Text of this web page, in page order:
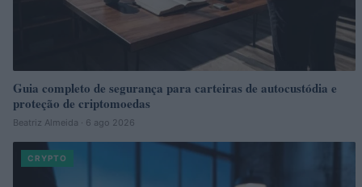
Guia completo de segurança para carteiras de autocustódia e
proteção de criptomoedas
Beatriz Almeida · 6 ago 2026
CRYPTO